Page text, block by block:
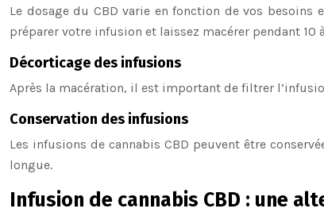
Le dosage du CBD varie en fonction de vos besoins
préparer votre infusion et laissez macérer pendant
Décorticage des infusions
Après la macération, il est important de filtrer
Conservation des infusions
Les infusions de cannabis CBD peuvent être
longue.
Infusion de cannabis CBD : une